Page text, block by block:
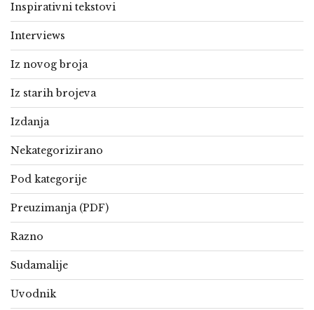
Inspirativni tekstovi
Interviews
Iz novog broja
Iz starih brojeva
Izdanja
Nekategorizirano
Pod kategorije
Preuzimanja (PDF)
Razno
Sudamalije
Uvodnik